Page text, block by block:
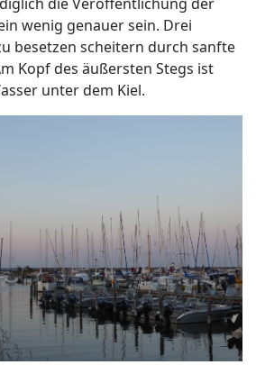
wenig genauer sein. Drei
besetzen scheitern durch sanfte
Kopf des äußersten Stegs ist
unter dem Kiel.